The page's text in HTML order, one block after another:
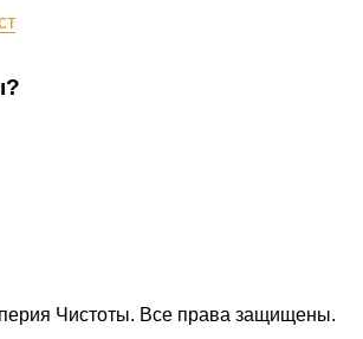
Чистоты. Все права защищены.